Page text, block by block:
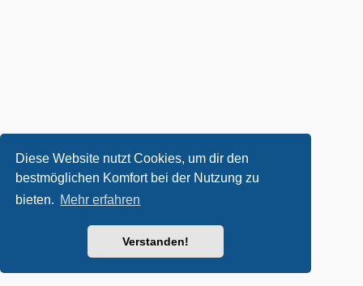
Diese Website nutzt Cookies, um dir den
bestmöglichen Komfort bei der Nutzung zu
bieten. Mehr erfahren
Verstanden!